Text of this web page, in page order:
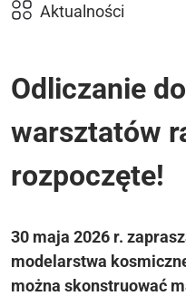
Aktualności
Odliczanie
warsztatów
rozpoczęte!
30 maja 2026 r.
modelarstwa
można skonstruować